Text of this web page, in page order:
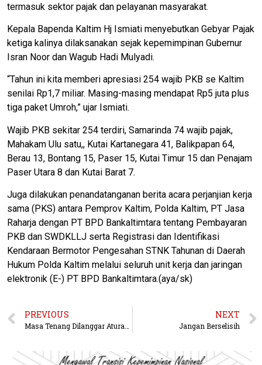
termasuk sektor pajak dan pelayanan masyarakat.
Kepala Bapenda Kaltim Hj Ismiati menyebutkan Gebyar Pajak
ketiga kalinya dilaksanakan sejak kepemimpinan Gubernur
Isran Noor dan Wagub Hadi Mulyadi.
“Tahun ini kita memberi apresiasi 254 wajib PKB se Kaltim
senilai Rp1,7 miliar. Masing-masing mendapat Rp5 juta plus
tiga paket Umroh,” ujar Ismiati.
Wajib PKB sekitar 254 terdiri, Samarinda 74 wajib pajak,
Mahakam Ulu satu,, Kutai Kartanegara 41, Balikpapan 64,
Berau 13, Bontang 15, Paser 15, Kutai Timur 15 dan Penajam
Paser Utara 8 dan Kutai Barat 7.
Juga dilakukan penandatanganan berita acara perjanjian kerja
sama (PKS) antara Pemprov Kaltim, Polda Kaltim, PT Jasa
Raharja dengan PT BPD Bankaltimtara tentang Pembayaran
PKB dan SWDKLLJ serta Registrasi dan Identifikasi
Kendaraan Bermotor Pengesahan STNK Tahunan di Daerah
Hukum Polda Kaltim melalui seluruh unit kerja dan jaringan
elektronik (E-) PT BPD Bankaltimtara.(aya/sk)
PREVIOUS NEXT
Jangan Berselisih